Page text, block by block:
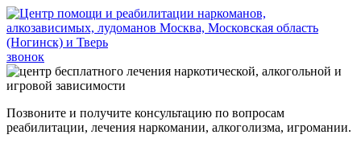
звонок
Позвоните и получите консультацию по вопросам
реабилитации, лечения наркомании, алкоголизма, игромании.